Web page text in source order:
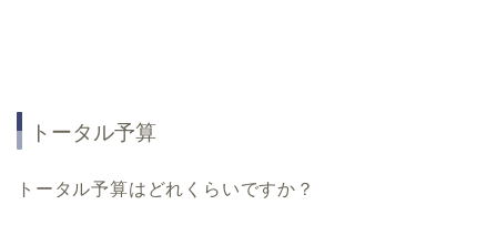
トータル予算
トータル予算はどれくらいですか？